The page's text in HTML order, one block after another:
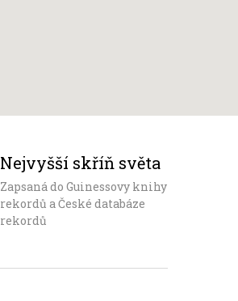
Nejvyšší skříň světa
Zapsaná do Guinessovy knihy
rekordů a České databáze
rekordů